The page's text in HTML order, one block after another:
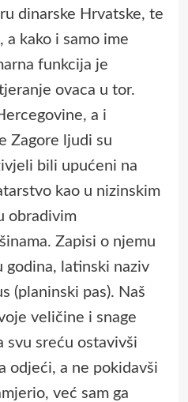
dinarske Hrvatske, te
a kako i samo ime
funkcija je
ovaca u tor.
a i
Zagore ljudi su
bili upućeni na
kao u nizinskim
obradivim
Zapisi o njemu
godina, latinski naziv
(planinski pas). Naš
veličine i snage
svu sreću ostavivši
odjeći, a ne pokidavši
već sam ga